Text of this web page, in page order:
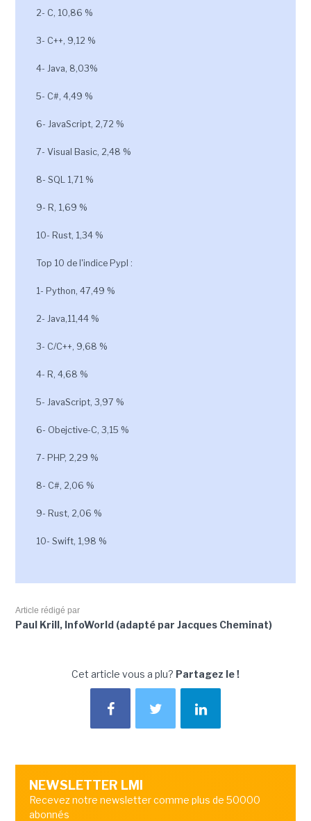
2- C, 10,86 %
3- C++, 9,12 %
4- Java, 8,03%
5- C#, 4,49 %
6- JavaScript, 2,72 %
7- Visual Basic, 2,48 %
8- SQL 1,71 %
9- R, 1,69 %
10- Rust, 1,34 %
Top 10 de l'indice Pypl :
1- Python, 47,49 %
2- Java,11,44 %
3- C/C++, 9,68 %
4- R, 4,68 %
5- JavaScript, 3,97 %
6- Obejctive-C, 3,15 %
7- PHP, 2,29 %
8- C#, 2,06 %
9- Rust, 2,06 %
10- Swift, 1,98 %
Article rédigé par
Paul Krill, InfoWorld (adapté par Jacques Cheminat)
Cet article vous a plu? Partagez le !
NEWSLETTER LMI
Recevez notre newsletter comme plus de 50000
abonnés